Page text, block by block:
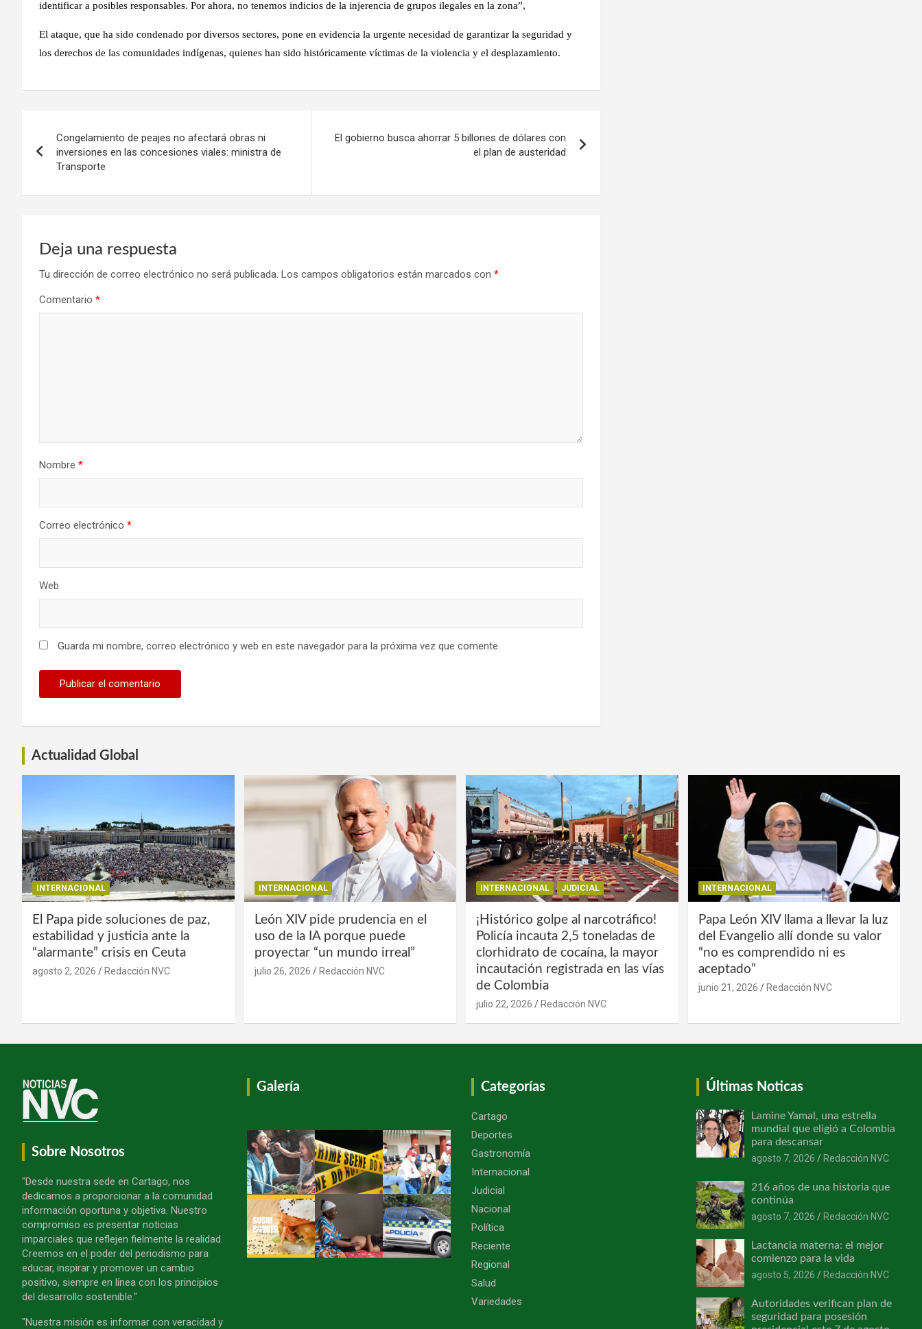
identificar a posibles responsables. Por ahora, no tenemos indicios de la injerencia de grupos ilegales en la zona”,
El ataque, que ha sido condenado por diversos sectores, pone en evidencia la urgente necesidad de garantizar la seguridad y
los derechos de las comunidades indígenas, quienes han sido históricamente víctimas de la violencia y el desplazamiento.
de
entradas
Congelamiento de peajes no afectará obras ni
inversiones en las concesiones viales: ministra de
Transporte
El gobierno busca ahorrar 5 billones de dólares con
el plan de austeridad
Deja una respuesta
Tu dirección de correo electrónico no será publicada. Los campos obligatorios están marcados con *
Comentario *
Nombre *
Correo electrónico *
Web
Guarda mi nombre, correo electrónico y web en este navegador para la próxima vez que comente.
Actualidad Global
INTERNACIONAL
El Papa pide soluciones de paz,
estabilidad y justicia ante la
“alarmante” crisis en Ceuta
agosto 2, 2026 Redacción NVC
INTERNACIONAL
León XIV pide prudencia en el
uso de la IA porque puede
proyectar “un mundo irreal”
julio 26, 2026 Redacción NVC
INTERNACIONAL JUDICIAL
¡Histórico golpe al narcotráfico!
Policía incauta 2,5 toneladas de
clorhidrato de cocaína, la mayor
incautación registrada en las vías
de Colombia
julio 22, 2026 Redacción NVC
INTERNACIONAL
Papa León XIV llama a llevar la luz
del Evangelio allí donde su valor
“no es comprendido ni es
aceptado”
junio 21, 2026 Redacción NVC
Sobre Nosotros
"Desde nuestra sede en Cartago, nos
dedicamos a proporcionar a la comunidad
información oportuna y objetiva. Nuestro
compromiso es presentar noticias
imparciales que reflejen fielmente la realidad.
Creemos en el poder del periodismo para
educar, inspirar y promover un cambio
positivo, siempre en línea con los principios
del desarrollo sostenible."
"Nuestra misión es informar con veracidad y
Galería Categorías
Cartago
Deportes
Gastronomía
Internacional
Judicial
Nacional
Política
Reciente
Regional
Salud
Variedades
Últimas Noticas
Lamine Yamal, una estrella
mundial que eligió a Colombia
para descansar
agosto 7, 2026
Redacción NVC
216 años de una historia que
continúa
agosto 7, 2026
Redacción NVC
Lactancia materna: el mejor
comienzo para la vida
agosto 5, 2026
Redacción NVC
Autoridades verifican plan de
seguridad para posesión